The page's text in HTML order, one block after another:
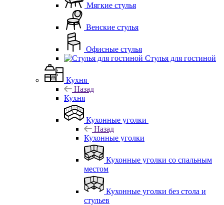
Мягкие стулья
Венские стулья
Офисные стулья
Стулья для гостиной
Кухня
Назад
Кухня
Кухонные уголки
Назад
Кухонные уголки
Кухонные уголки со спальным
местом
Кухонные уголки без стола и
стульев